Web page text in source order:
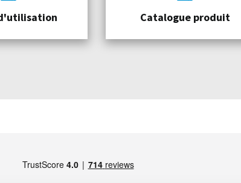
Catalogue produit